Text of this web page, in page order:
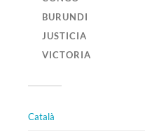
BURUNDI
JUSTICIA
VICTORIA
Català